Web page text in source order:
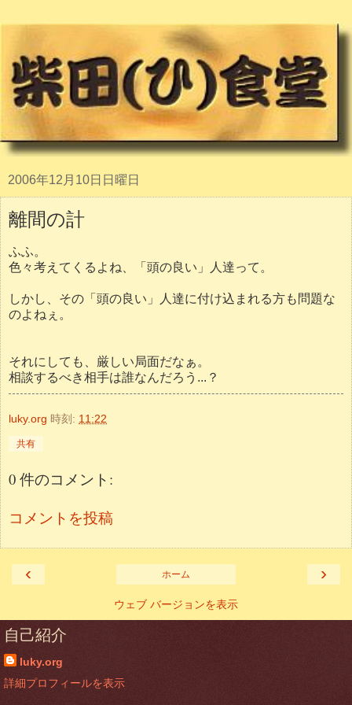
2006年12月10日日曜日
離間の計
ふふ。
色々考えてくるよね、「頭の良い」人達って。
しかし、その「頭の良い」人達に付け込まれる方も問題な
のよねぇ。
それにしても、厳しい局面だなぁ。
相談するべき相手は誰なんだろう...？
luky.org 時刻: 11:22
共有
0 件のコメント:
コメントを投稿
‹ ›
ホーム
ウェブ バージョンを表示
自己紹介
luky.org
詳細プロフィールを表示